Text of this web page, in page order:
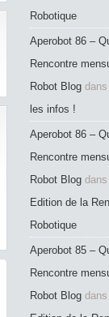
Robotique
Aperobot 86 –
Rencontre
Robot Blog dans
les infos !
Aperobot 86 –
Rencontre
Robot Blog dans
Edition de la
Robotique
Aperobot 85 –
Rencontre
Robot Blog dans